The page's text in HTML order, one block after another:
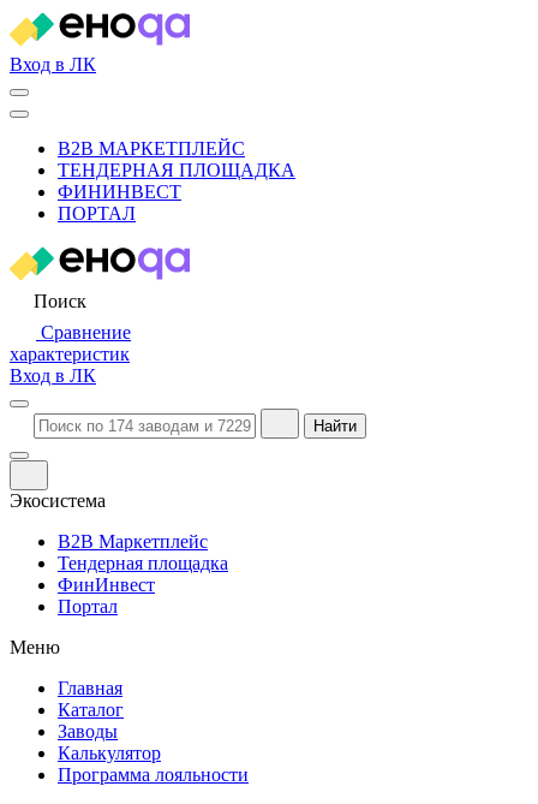
Вход в ЛК
B2B МАРКЕТПЛЕЙС
ТЕНДЕРНАЯ ПЛОЩАДКА
ФИНИНВЕСТ
ПОРТАЛ
Поиск
Сравнение
характеристик
Вход в ЛК
Найти
Экосистема
B2B Маркетплейс
Тендерная площадка
ФинИнвест
Портал
Меню
Главная
Каталог
Заводы
Калькулятор
Программа лояльности